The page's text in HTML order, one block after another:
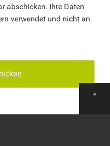
abschicken. Ihre Daten
verwendet und nicht an
^